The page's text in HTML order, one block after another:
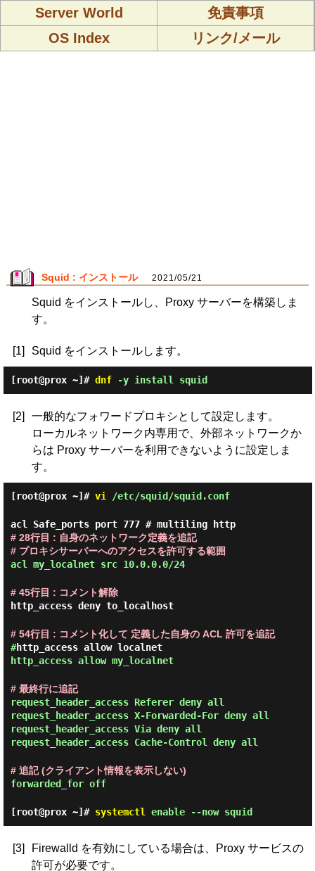
Server World
免責事項
OS Index
リンク/メール
Squid : インストール 2021/05/21
Squid をインストールし、Proxy サーバーを構築しま
す。
[1] Squid をインストールします。
[root@prox ~]# dnf-y install squid
[2]
一般的なフォワードプロキシとして設定します。
ローカルネットワーク内専用で、外部ネットワークか
らは Proxy サーバーを利用できないように設定しま
す。
[root@prox ~]# vi /etc/squid/squid.conf
acl Safe_ports port 777 # multiling http
# 28行目 : 自身のネットワーク定義を追記
# プロキシサーバーへのアクセスを許可する範囲
acl my_localnet src 10.0.0.0/24
# 45行目 : コメント解除
http_access deny to_localhost
# 54行目 : コメント化して 定義した自身の ACL 許可を追記
#http_access allow localnet
http_access allow my_localnet
# 最終行に追記
request_header_access Referer deny all
request_header_access X-Forwarded-For deny all
request_header_access Via deny all
request_header_access Cache-Control deny all
# 追記 (クライアント情報を表示しない)
forwarded_for off
[root@prox ~]# systemctl enable --now squid
[3]
Firewalld を有効にしている場合は、Proxy サービスの
許可が必要です。